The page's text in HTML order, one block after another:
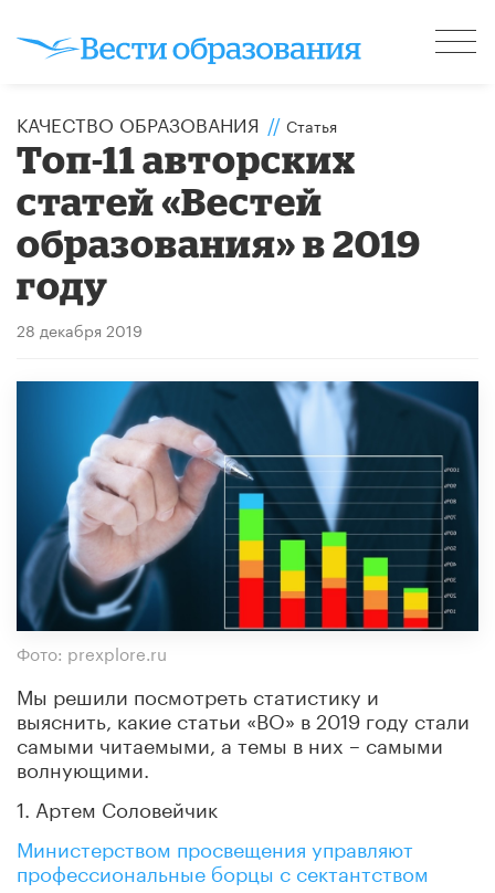
КАЧЕСТВО ОБРАЗОВАНИЯ // Статья
Топ-11 авторских
статей «Вестей
образования» в 2019
году
28 декабря 2019
Фото: prexplore.ru
Мы решили посмотреть статистику и
выяснить, какие статьи «ВО» в 2019 году стали
самыми читаемыми, а темы в них – самыми
волнующими.
1. Артем Соловейчик
Министерством просвещения управляют
профессиональные борцы с сектантством